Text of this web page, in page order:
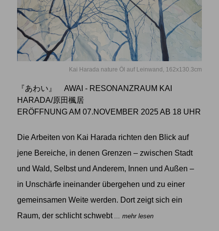
Kai Harada nature Öl auf Leinwand, 162x130.3cm
『あわい』 AWAI - RESONANZRAUM KAI
HARADA/原田楓居
ERÖFFNUNG AM 07.NOVEMBER 2025 AB 18 UHR
Die Arbeiten von Kai Harada richten den Blick auf
jene Bereiche, in denen Grenzen – zwischen Stadt
und Wald, Selbst und Anderem, Innen und Außen –
in Unschärfe ineinander übergehen und zu einer
gemeinsamen Weite werden. Dort zeigt sich ein
Raum, der schlicht schwebt
... mehr lesen